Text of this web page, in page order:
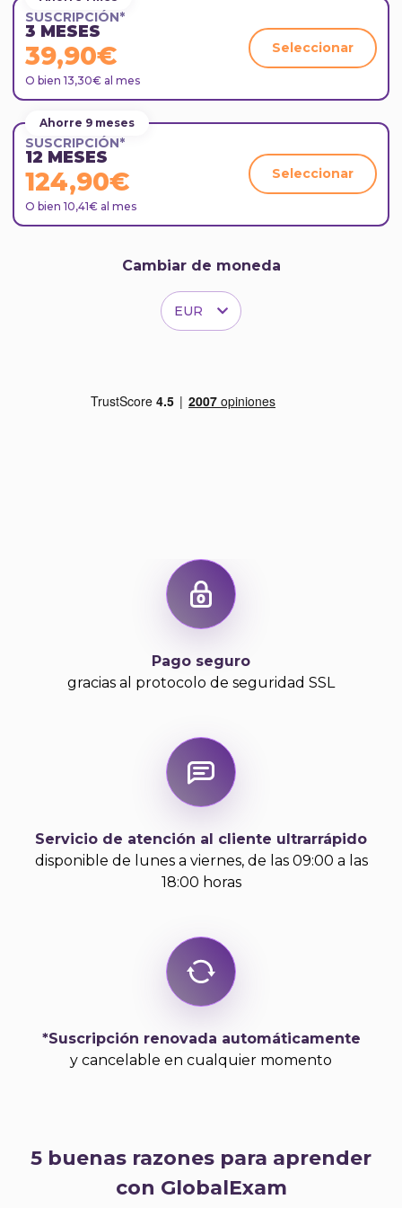
culturas como la japonesa, en las que el trato al
cliente es tan respetuoso que este nunca debe
tocar la puerta del auto (el taxista lo hace por él
usando un botón).
SUSCRIPCIÓN*
3 MESES
39,90€
O bien 13,30€ al mes
Seleccionar
Ahorre 9 meses
SUSCRIPCIÓN*
12 MESES
124,90€
O bien 10,41€ al mes
Seleccionar
Cambiar de moneda
EUR
Pago seguro
gracias al protocolo de seguridad SSL
Servicio de atención al cliente ultrarrápido
disponible de lunes a viernes, de las 09:00 a las
18:00 horas
*Suscripción renovada automáticamente
y cancelable en cualquier momento
5 buenas razones para aprender
con GlobalExam